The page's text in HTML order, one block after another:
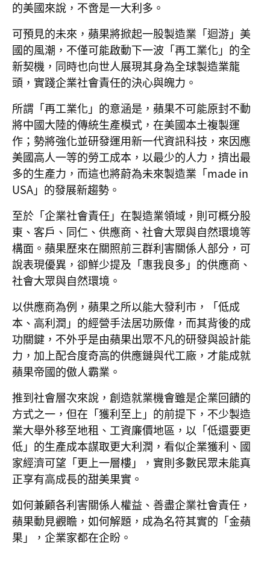
的美國來說，不啻是一大利多。
可預見的未來，蘋果將掀起一股製造業「迴游」美
國的風潮，不僅可能啟動下一波「再工業化」的全
新契機，同時也向世人展現其身為全球製造業龍
頭，實踐企業社會責任的決心與魄力。
所謂「再工業化」的意涵是，蘋果不可能原封不動
將中國大陸的傳統生產模式，在美國本土複製運
作；勢將強化並研發運用新一代資訊科技，來因應
美國高人一等的勞工成本，以最少的人力，擠出最
多的生產力，而這也將蔚為未來製造業「made in
USA」的發展新趨勢。
至於「企業社會責任」在製造業領域，則可概分股
東、客戶、同仁、供應商、社會大眾與自然環境等
構面。蘋果歷來在關照前三群利害關係人部分，可
說表現優異，卻鮮少提及「惠我良多」的供應商、
社會大眾與自然環境。
以供應商為例，蘋果之所以能大發利市，「低成
本、高利潤」的經營手法居功厥偉，而其背後的成
功關鍵，不外乎是由蘋果出眾不凡的研發與設計能
力，加上配合度奇高的供應鏈與代工廠，才能成就
蘋果帝國的傲人霸業。
推到社會層次來說，創造就業機會雖是企業回饋的
方式之一，但在「獲利至上」的前提下，不少製造
業大舉外移至地租、工資廉價地區，以「低還要更
低」的生產成本謀取更大利潤，看似企業獲利、國
家經濟可望「更上一層樓」，實則多數民眾未能真
正享有高成長的甜美果實。
如何兼顧各利害關係人權益、善盡企業社會責任，
蘋果動見觀瞻，如何解題，成為名符其實的「金蘋
果」，企業家都在企盼。